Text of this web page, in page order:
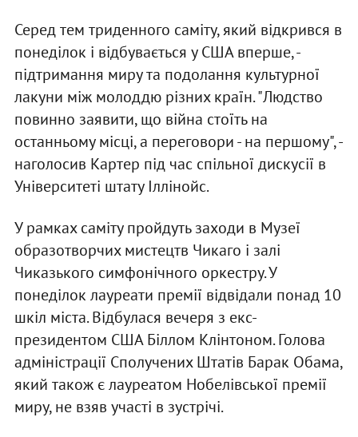
Серед тем триденного саміту, який відкрився в
понеділок і відбувається у США вперше, -
підтримання миру та подолання культурної
лакуни між молоддю різних країн. "Людство
повинно заявити, що війна стоїть на
останньому місці, а переговори - на першому", -
наголосив Картер під час спільної дискусії в
Університеті штату Іллінойс.
У рамках саміту пройдуть заходи в Музеї
образотворчих мистецтв Чикаго і залі
Чиказького симфонічного оркестру. У
понеділок лауреати премії відвідали понад 10
шкіл міста. Відбулася вечеря з екс-
президентом США Біллом Клінтоном. Голова
адміністрації Сполучених Штатів Барак Обама,
який також є лауреатом Нобелівської премії
миру, не взяв участі в зустрічі.